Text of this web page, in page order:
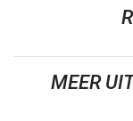
MEER